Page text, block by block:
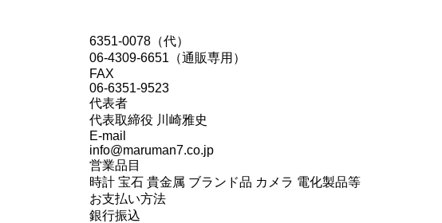
6351-0078（代）
06-4309-6651（通販専用）
FAX
06-6351-9523
代表者
代表取締役 川崎雅史
E-mail
info@maruman7.co.jp
営業品目
時計 宝石 貴金属 ブランド品 カメラ 電化製品等
お支払い方法
銀行振込